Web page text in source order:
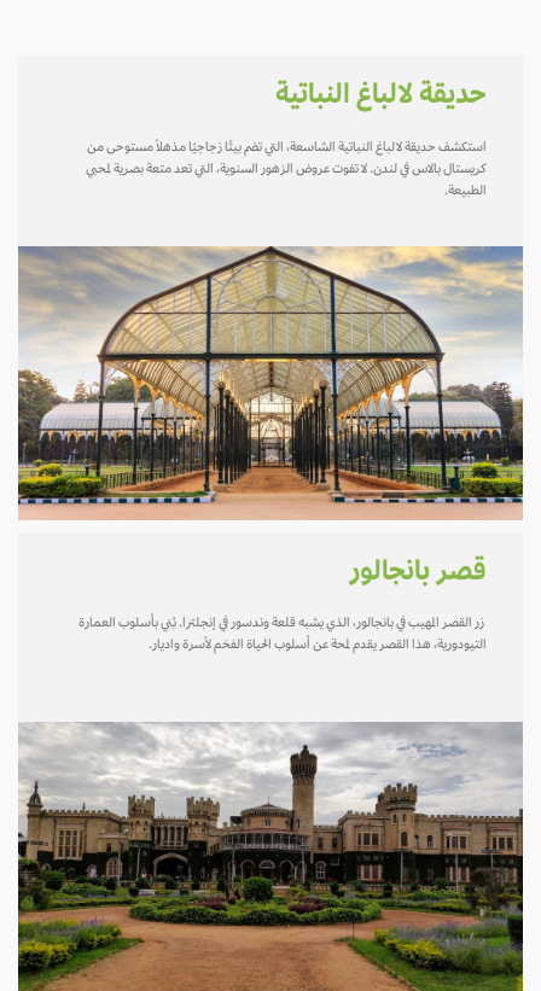
حديقة لالباغ النباتية
استكشف حديقة لالباغ النباتية الشاسعة، التي تضم بيتًا زجاجيًا مذهلاً مستوحى من
كريستال بالاس في لندن. لا تفوت عروض الزهور السنوية، التي تعد متعة بصرية لمحبي
الطبيعة.
قصر بانجالور
زر القصر المهيب في بانجالور، الذي يشبه قلعة وندسور في إنجلترا. بُني بأسلوب العمارة
التيودورية، هذا القصر يقدم لمحة عن أسلوب الحياة الفخم لأسرة واديار.